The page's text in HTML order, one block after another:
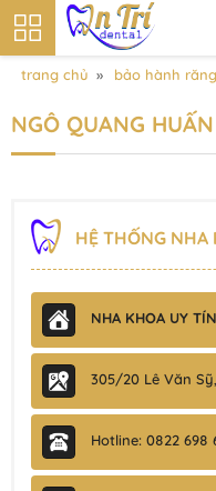
trang chủ » bảo hành răng
NGÔ QUANG
HỆ THỐNG NHA
NHA KHOA UY
305/20 Lê Văn Sỹ,
Hotline: 0822 698